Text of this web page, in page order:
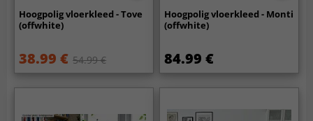
Hoogpolig vloerkleed - Tove
(offwhite)
38.99 € 54.99 €
Hoogpolig vloerkleed - Monti
(offwhite)
84.99 €